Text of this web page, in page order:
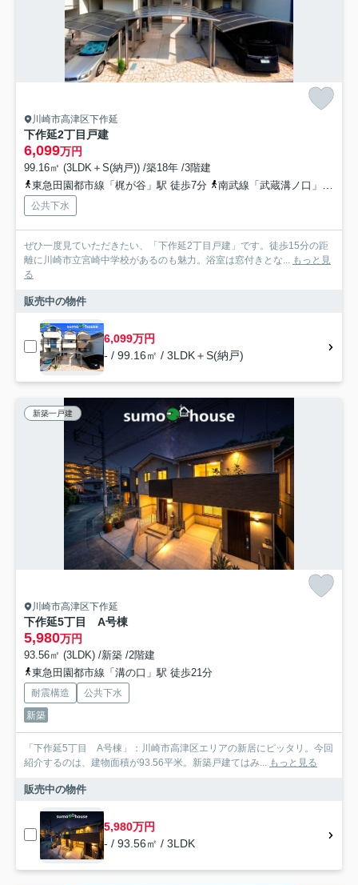
川崎市高津区下作延
下作延2丁目戸建
6,099万円
99.16㎡ (3LDK＋S(納戸)) /築18年 /3階建
東急田園都市線「梶が谷」駅 徒歩7分
南武線「武蔵溝ノ口」駅 徒歩15分
公共下水
ぜひ一度見ていただきたい、「下作延2丁目戸建」です。徒歩15分の距
離に川崎市立宮崎中学校があるのも魅力。浴室は窓付きとな...
もっと見
る
販売中の物件
6,099万円
- / 99.16㎡ / 3LDK＋S(納戸)
新築一戸建
川崎市高津区下作延
下作延5丁目 A号棟
5,980万円
93.56㎡ (3LDK) /新築 /2階建
東急田園都市線「溝の口」駅 徒歩21分
耐震構造
公共下水
新築
「下作延5丁目 A号棟」：川崎市高津区エリアの新居にピッタリ。今回
紹介するのは、建物面積が93.56平米。新築戸建てはみ...
もっと見る
販売中の物件
5,980万円
- / 93.56㎡ / 3LDK